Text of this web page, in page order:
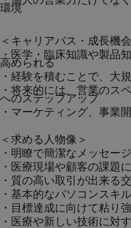
環境
＜キャリアパス・成長機
・医学・臨床知識や製品
高められる
・経験を積むことで、大
・将来的には、営業のス
へのステップアップ
・マーケティング、事業
＜求める人物像＞
・明瞭で簡潔なメッセー
・医療現場や顧客の課題
・質の高い取引が出来る
・基本的なパソコンスキ
・目標達成に向けて粘り
・医療や新しい技術に対